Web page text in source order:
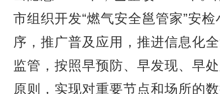
市组织开发“燃气安全邕管家”安检
序，推广普及应用，推进信息化
监管，按照早预防、早发现、早
原则，实现对重要节点和场所的